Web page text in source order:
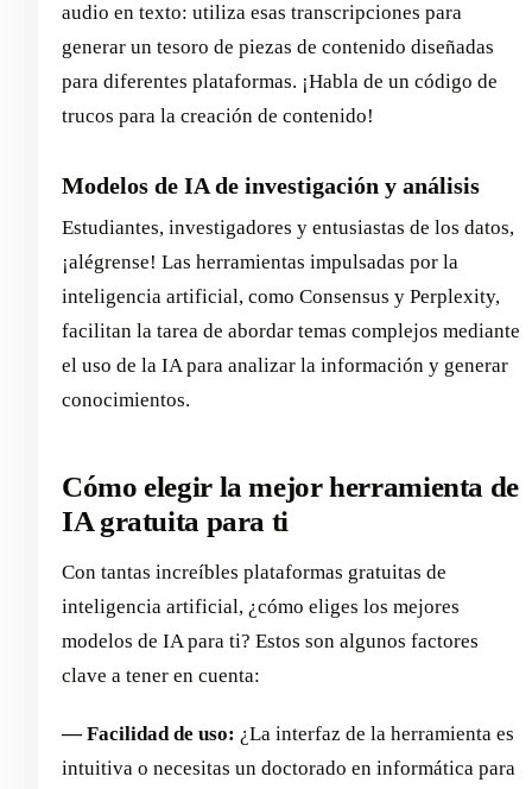
audio en texto: utiliza esas transcripciones para
generar un tesoro de piezas de contenido diseñadas
para diferentes plataformas. ¡Habla de un código de
trucos para la creación de contenido!
Modelos de IA de investigación y análisis
Estudiantes, investigadores y entusiastas de los datos,
¡alégrense! Las herramientas impulsadas por la
inteligencia artificial, como Consensus y Perplexity,
facilitan la tarea de abordar temas complejos mediante
el uso de la IA para analizar la información y generar
conocimientos.
Cómo elegir la mejor herramienta de
IA gratuita para ti
Con tantas increíbles plataformas gratuitas de
inteligencia artificial, ¿cómo eliges los mejores
modelos de IA para ti? Estos son algunos factores
clave a tener en cuenta:
— Facilidad de uso: ¿La interfaz de la herramienta es
intuitiva o necesitas un doctorado en informática para